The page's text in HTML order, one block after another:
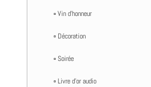
▫️ Vin d’honneur
▫️ Décoration
▫️ Soirée
▫️ Livre d’or audio